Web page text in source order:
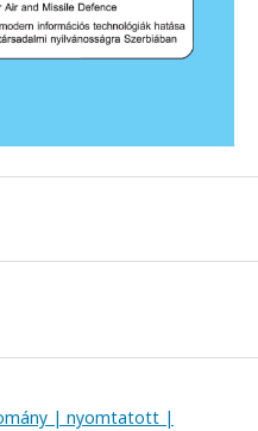
| nyomtatott |